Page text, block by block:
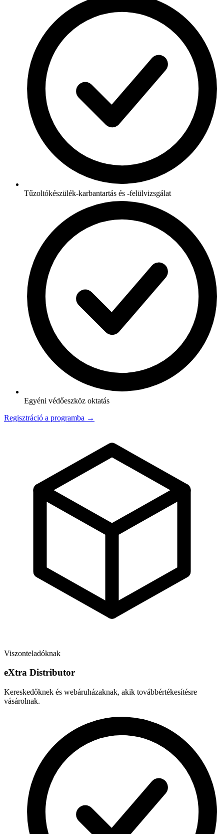
Tűzoltókészülék-karbantartás és -felülvizsgálat
Egyéni védőeszköz oktatás
Regisztráció a programba →
Viszonteladóknak
eXtra Distributor
Kereskedőknek és webáruházaknak, akik továbbértékesítésre
vásárolnak.